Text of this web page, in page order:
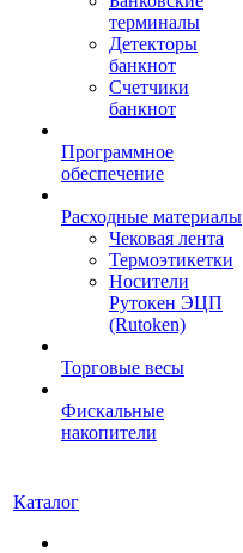
терминалы
Детекторы
банкнот
Счетчики
банкнот
Программное
обеспечение
Расходные материалы
Чековая лента
Термоэтикетки
Носители
Рутокен ЭЦП
(Rutoken)
Торговые весы
Фискальные
накопители
Каталог